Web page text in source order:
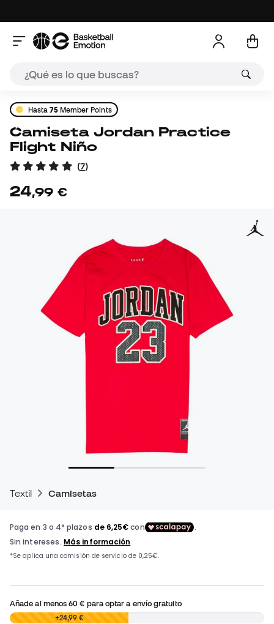
Hasta75Member Points
Camiseta Jordan Practice
Flight Niño
(7)
24,99 €
Textil Camisetas
Añade al menos60 € para optar a envío gratuito
0,00 € +24,99 €